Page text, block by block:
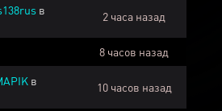
в
2 часа назад
8 часов назад
в
10 часов назад